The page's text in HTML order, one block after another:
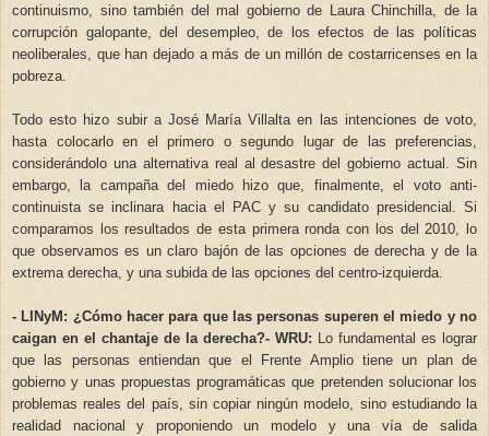
continuismo, sino también del mal gobierno de Laura Chinchilla, de la
corrupción galopante, del desempleo, de los efectos de las políticas
neoliberales, que han dejado a más de un millón de costarricenses en la
pobreza.
Todo esto hizo subir a José María Villalta en las intenciones de voto,
hasta colocarlo en el primero o segundo lugar de las preferencias,
considerándolo una alternativa real al desastre del gobierno actual. Sin
embargo, la campaña del miedo hizo que, finalmente, el voto anti-
continuista se inclinara hacia el PAC y su candidato presidencial. Si
comparamos los resultados de esta primera ronda con los del 2010, lo
que observamos es un claro bajón de las opciones de derecha y de la
extrema derecha, y una subida de las opciones del centro-izquierda.
- LINyM: ¿Cómo hacer para que las personas superen el miedo y no
caigan en el chantaje de la derecha?- WRU:
Lo fundamental es lograr
que las personas entiendan que el Frente Amplio tiene un plan de
gobierno y unas propuestas programáticas que pretenden solucionar los
problemas reales del país, sin copiar ningún modelo, sino estudiando la
realidad nacional y proponiendo un modelo y una vía de salida